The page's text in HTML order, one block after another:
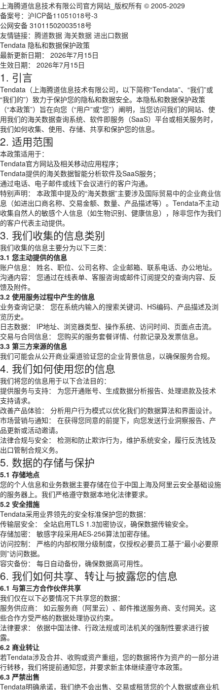
上海腾道信息技术有限公司官方网站_版权所有 © 2005-2029
备案号： 沪ICP备11051018号-3
公网安备 31011502003518号
友情链接： 腾道数据 海关数据 进出口数据
Tendata 隐私和数据保护政策
最新更新日期： 2026年7月15日
生效日期： 2026年7月15日
1. 引言
Tendata（上海腾道信息技术有限公司，以下简称“Tendata”、“我们”或
“我们的”）致力于保护您的隐私和数据安全。本隐私和数据保护政策
（“本政策”）旨在向您（“用户”或“您”）阐明，当您访问我们的网站、使
用我们的海关数据查询系统、软件即服务（SaaS）平台或相关服务时，
我们如何收集、使用、存储、共享和保护您的信息。
2. 适用范围
本政策适用于：
Tendata官方网站及相关移动应用程序；
Tendata提供的海关数据智能分析软件及SaaS服务；
通过电话、电子邮件或线下会议进行的客户沟通。
特别声明： 本政策中提及的“海关数据”主要涉及国际贸易中的企业商业信
息（如进出口商名称、交易金额、数量、产品描述等）。Tendata不主动
收集自然人的敏感个人信息（如生物识别、健康信息），除非您作为我们
的客户代表主动提供。
3. 我们收集的信息类别
我们收集的信息主要分为以下三类：
3.1 您主动提供的信息
账户信息： 姓名、职位、公司名称、企业邮箱、联系电话、办公地址。
沟通内容： 您通过在线表单、客服咨询或邮件订阅提交的查询内容、反
馈及附件。
3.2 使用服务过程中产生的信息
业务查询记录： 您在系统内输入的搜索关键词、HS编码、产品描述及浏
览历史。
日志数据： IP地址、浏览器类型、操作系统、访问时间、页面点击流。
交易与合同信息： 您购买的服务套餐详情、付款记录及发票信息。
3.3 第三方来源的信息
我们可能会从公开商业渠道验证您的企业背景信息，以确保服务合规。
4. 我们如何使用您的信息
我们将您的信息用于以下合法目的：
提供服务与支持： 为您开通账号、生成数据分析报告、处理退款及技术
支持请求。
改善产品体验： 分析用户行为模式以优化我们的数据算法和界面设计。
市场营销与通知： 在获得您同意的前提下，向您发送行业洞察报告、产
品更新或活动邀请。
法律合规与安全： 检测和防止欺诈行为，维护系统安全，履行反洗钱及
出口管制合规义务。
5. 数据的存储与保护
5.1 存储地点
您的个人信息和业务数据主要存储在位于中国上海及阿里云安全基础设施
的服务器上。我们严格遵守数据本地化法律要求。
5.2 安全措施
Tendata采用业界领先的安全标准保护您的数据：
传输层安全： 全站启用TLS 1.3加密协议，确保数据传输安全。
存储加密： 敏感字段采用AES-256算法加密存储。
访问控制： 严格的内部权限分级制度，仅授权必要员工基于“最小必要原
则”访问数据。
容灾备份： 每日自动备份，确保数据高可用性。
6. 我们如何共享、转让与披露您的信息
6.1 与第三方合作伙伴共享
我们仅在以下必要情况下共享您的数据：
服务供应商： 如云服务商（阿里云）、邮件推送服务商、支付网关。这
些合作方受严格的数据处理协议约束。
法律要求： 依据中国法律、行政法规或司法机关的强制性要求进行披
露。
6.2 商业转让
若Tendata涉及合并、收购或资产重组，您的数据将作为资产的一部分进
行转移，我们将提前通知您，并要求新主体继续遵守本政策。
6.3 严禁出售
Tendata明确承诺，我们绝不会出售、交易或租赁您的个人数据或商业机